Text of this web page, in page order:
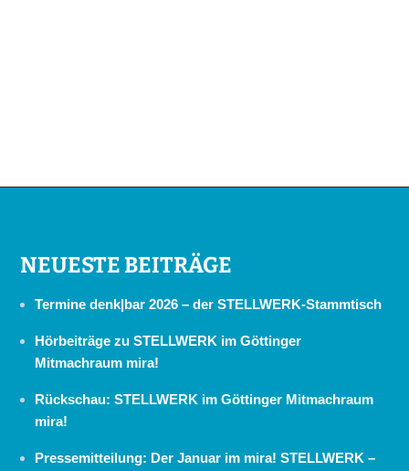
NEUESTE BEITRÄGE
Termine denk|bar 2026 – der STELLWERK-Stammtisch
Hörbeiträge zu STELLWERK im Göttinger
Mitmachraum mira!
Rückschau: STELLWERK im Göttinger Mitmachraum
mira!
Pressemitteilung: Der Januar im mira! STELLWERK –